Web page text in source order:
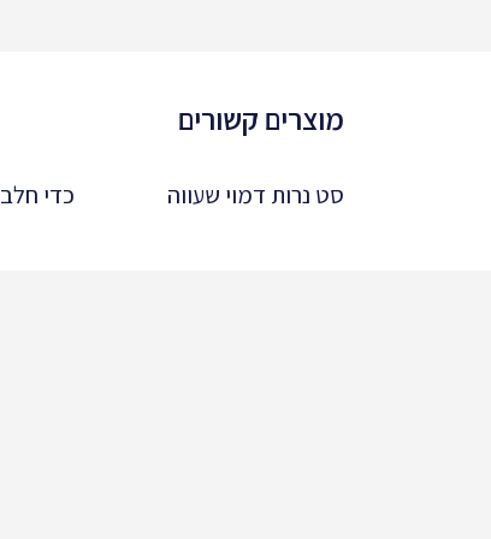
מוצרים קשורים
סט נרות דמוי שעווה כדי חלב